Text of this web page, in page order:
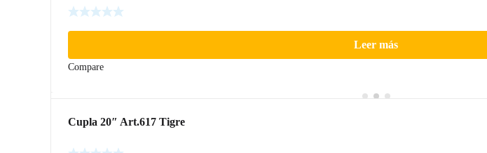
Leer más
Compare
Cupla 20″ Art.617 Tigre